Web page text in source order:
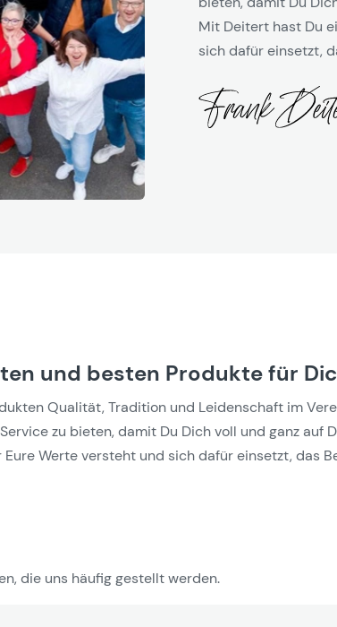
Mit Deitert hast Du
sich dafür einsetzt,
und besten Produkte für
Qualität, Tradition und Leidenschaft im
zu bieten, damit Du Dich voll und ganz
Werte versteht und sich dafür einsetzt, das
die uns häufig gestellt werden.